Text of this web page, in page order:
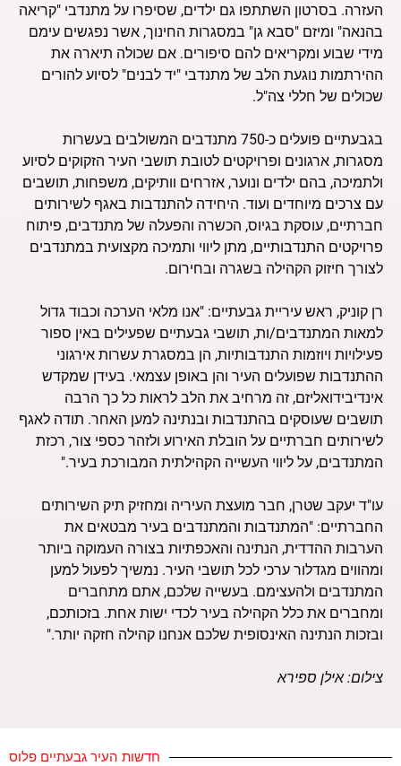
העזרה. בסרטון השתתפו גם ילדים, שסיפרו על מתנדבי "קריאה
בהנאה" ומיזם "סבא גן" במסגרות החינוך, אשר נפגשים עימם
מידי שבוע ומקריאים להם סיפורים. אם שכולה תיארה את
ההירתמות נוגעת הלב של מתנדבי "יד לבנים" לסיוע להורים
שכולים של חללי צה"ל.
בגבעתיים פועלים כ-750 מתנדבים המשולבים בעשרות
מסגרות, ארגונים ופרויקטים לטובת תושבי העיר הזקוקים לסיוע
ולתמיכה, בהם ילדים ונוער, אזרחים וותיקים, משפחות, תושבים
עם צרכים מיוחדים ועוד. היחידה להתנדבות באגף לשירותים
חברתיים, עוסקת בגיוס, הכשרה והפעלה של מתנדבים, פיתוח
פרויקטים התנדבותיים, מתן ליווי ותמיכה מקצועית במתנדבים
לצורך חיזוק הקהילה בשגרה ובחירום.
רן קוניק, ראש עיריית גבעתיים: "אנו מלאי הערכה וכבוד גדול
למאות המתנדבים/ות, תושבי גבעתיים שפעילים באין ספור
פעילויות ויוזמות התנדבותיות, הן במסגרת עשרות אירגוני
ההתנדבות שפועלים העיר והן באופן עצמאי. בעידן שמקדש
אינדיבידואליזם, זה מרחיב את הלב לראות כל כך הרבה
תושבים שעוסקים בהתנדבות ובנתינה למען האחר. תודה לאגף
לשירותים חברתיים על הובלת האירוע ולזהר כספי צור, רכזת
המתנדבים, על ליווי העשייה הקהילתית המבורכת בעיר."
עו"ד יעקב שטרן, חבר מועצת העיריה ומחזיק תיק השירותים
החברתיים: "המתנדבות והמתנדבים בעיר מבטאים את
הערבות ההדדית, הנתינה והאכפתיות בצורה העמוקה ביותר
ומהווים מגדלור ערכי לכל תושבי העיר. נמשיך לפעול למען
המתנדבים ולהעצימם. בעשייה שלכם, אתם מתחברים
ומחברים את כלל הקהילה בעיר לכדי ישות אחת. בזכותכם,
ובזכות הנתינה האינסופית שלכם אנחנו קהילה חזקה יותר."
צילום: אילן ספירא
חדשות העיר גבעתיים פלוס